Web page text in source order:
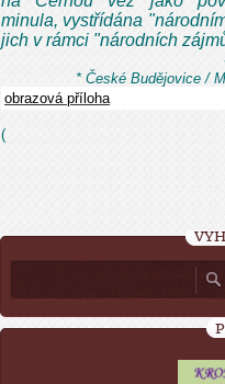
minula, vystřídána
jich v rámci "národních
* České Budějovice /
obrazová příloha
(